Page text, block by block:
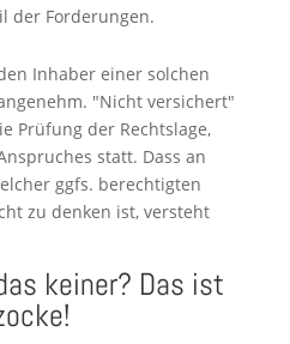
der Forderungen.
Inhaber einer solchen
"Nicht versichert"
Prüfung der Rechtslage,
statt. Dass an
ggfs. berechtigten
zu denken ist, versteht
keiner? Das ist